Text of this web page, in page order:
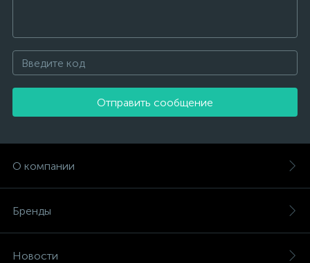
Отправить сообщение
О компании
Бренды
Новости